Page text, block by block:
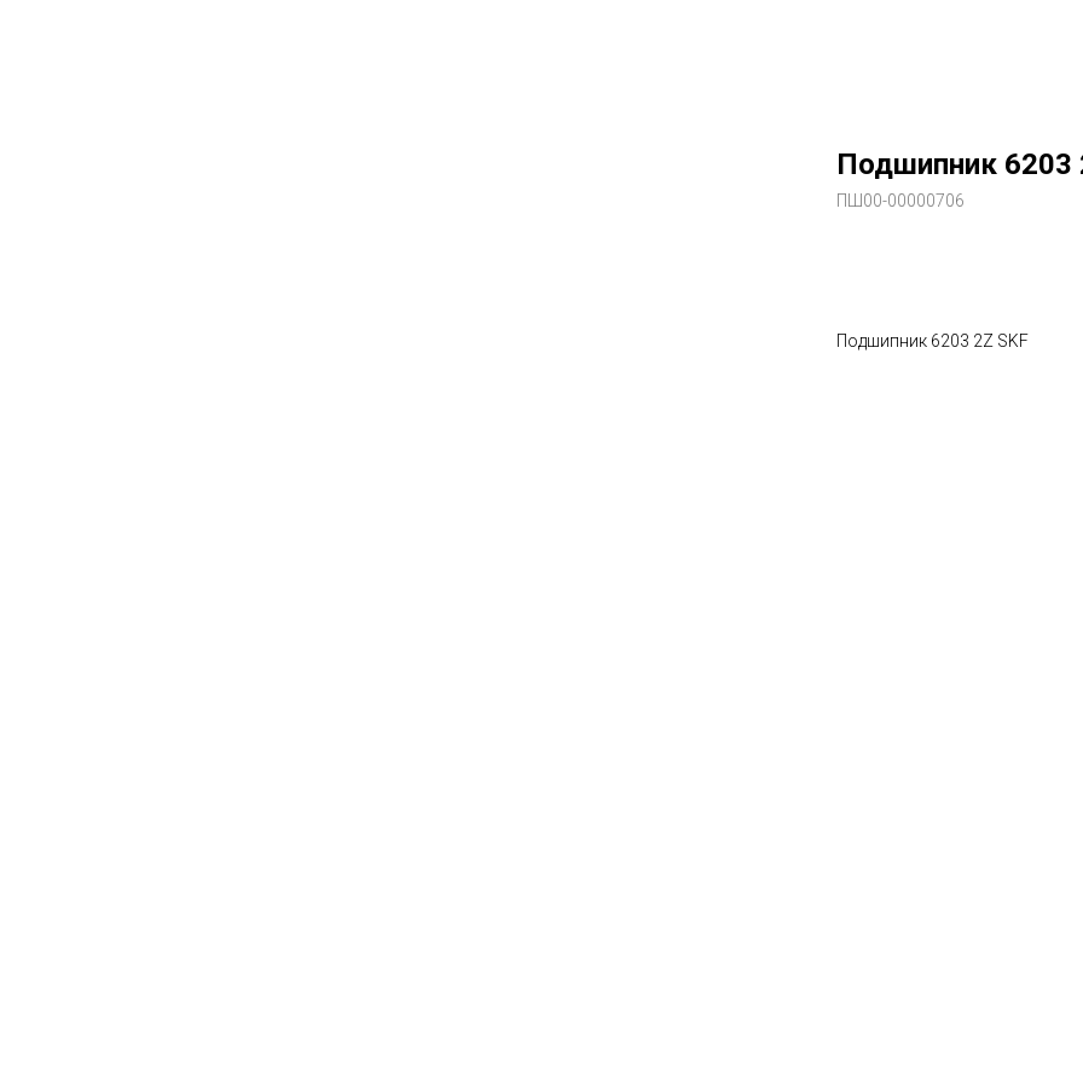
Подшипник 6203
ПШ00-00000706
Подшипник 6203 2Z SKF